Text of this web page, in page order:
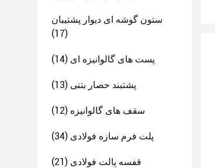
ستون گوشه ای دیوار پشتیبان
(17)
پست های گالوانیزه ای (14)
پشتبند حصار بتنی (13)
سقف های گالوانیزه (12)
پلت فرم سازه فولادی (34)
قفسه پالت فولادی (21)